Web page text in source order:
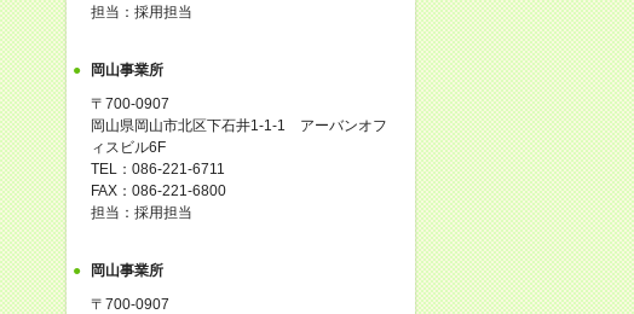
担当：採用担当
岡山事業所
〒700-0907
岡山県岡山市北区下石井1-1-1 アーバンオフ
ィスビル6F
TEL：086-221-6711
FAX：086-221-6800
担当：採用担当
岡山事業所
〒700-0907